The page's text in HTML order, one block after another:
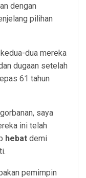
dengan
pilihan
dua mereka
dugaan setelah
61 tahun
saya
ini telah
hebat demi
pemimpin